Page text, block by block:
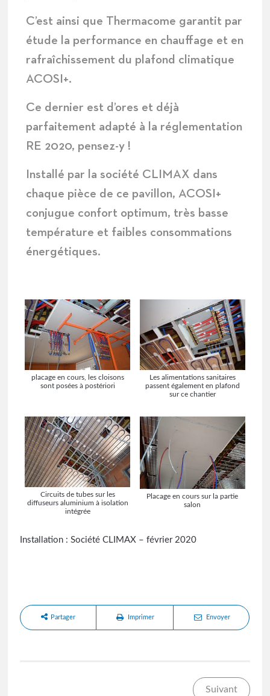
C’est ainsi que Thermacome garantit par
étude la performance en chauffage et en
rafraîchissement du plafond climatique
ACOSI+.
Ce dernier est d’ores et déjà
parfaitement adapté à la réglementation
RE 2020, pensez-y !
Installé par la société CLIMAX dans
chaque pièce de ce pavillon, ACOSI+
conjugue confort optimum, très basse
température et faibles consommations
énergétiques.
placage en cours, les cloisons
sont posées à postériori
Les alimentations sanitaires
passent également en plafond
sur ce chantier
Circuits de tubes sur les
diffuseurs aluminium à isolation
intégrée
Placage en cours sur la partie
salon
Installation : Société CLIMAX – février 2020
Partager Imprimer Envoyer
Suivant